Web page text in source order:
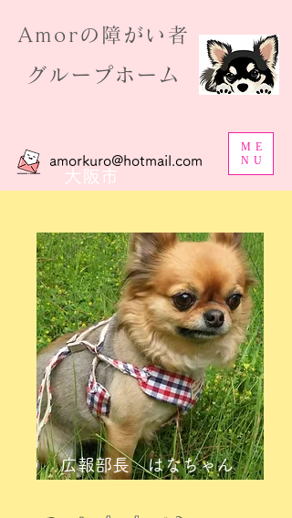
ME
NU
amorkuro@hotmail.com
​Amorの障がい者
グループホーム
大阪市
広報部長 はなちゃん